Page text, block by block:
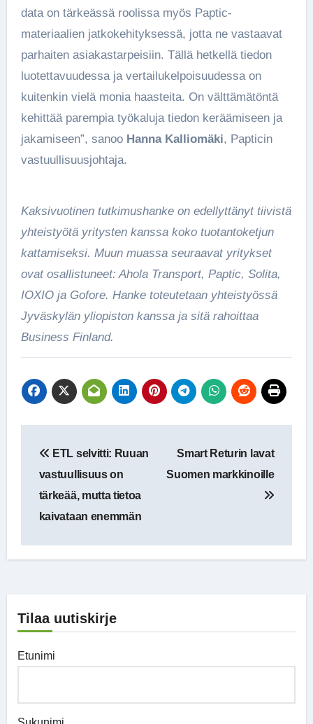
data on tärkeässä roolissa myös Paptic-
materiaalien jatkokehityksessä, jotta ne vastaavat
parhaiten asiakastarpeisiin. Tällä hetkellä tiedon
luotettavuudessa ja vertailukelpoisuudessa on
kuitenkin vielä monia haasteita. On välttämätöntä
kehittää parempia työkaluja tiedon keräämiseen ja
jakamiseen”, sanoo Hanna Kalliomäki, Papticin
vastuullisuusjohtaja.
Kaksivuotinen tutkimushanke on edellyttänyt tiivistä
yhteistyötä yritysten kanssa koko tuotantoketjun
kattamiseksi. Muun muassa seuraavat yritykset
ovat osallistuneet: Ahola Transport, Paptic, Solita,
IOXIO ja Gofore. Hanke toteutetaan yhteistyössä
Jyväskylän yliopiston kanssa ja sitä rahoittaa
Business Finland.
selaus
ETL selvitti: Ruuan
vastuullisuus on
tärkeää, mutta tietoa
kaivataan enemmän
Smart Returin lavat
Suomen markkinoille
Tilaa uutiskirje
Etunimi